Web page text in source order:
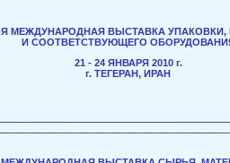
Я МЕЖДУНАРОДНАЯ ВЫСТАВКА УПАКОВКИ,
И СООТВЕТСТВУЮЩЕГО
21 - 24 ЯНВАРЯ 2010 г.
г. ТЕГЕРАН, ИРАН